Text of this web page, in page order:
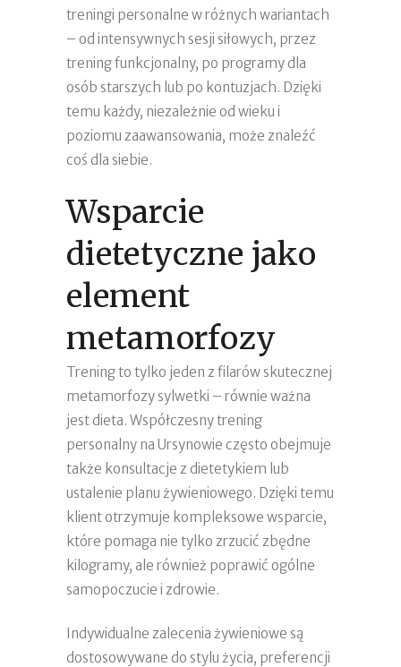
treningi personalne w różnych wariantach
– od intensywnych sesji siłowych, przez
trening funkcjonalny, po programy dla
osób starszych lub po kontuzjach. Dzięki
temu każdy, niezależnie od wieku i
poziomu zaawansowania, może znaleźć
coś dla siebie.
Wsparcie
dietetyczne jako
element
metamorfozy
Trening to tylko jeden z filarów skutecznej
metamorfozy sylwetki – równie ważna
jest dieta. Współczesny trening
personalny na Ursynowie często obejmuje
także konsultacje z dietetykiem lub
ustalenie planu żywieniowego. Dzięki temu
klient otrzymuje kompleksowe wsparcie,
które pomaga nie tylko zrzucić zbędne
kilogramy, ale również poprawić ogólne
samopoczucie i zdrowie.
Indywidualne zalecenia żywieniowe są
dostosowywane do stylu życia, preferencji